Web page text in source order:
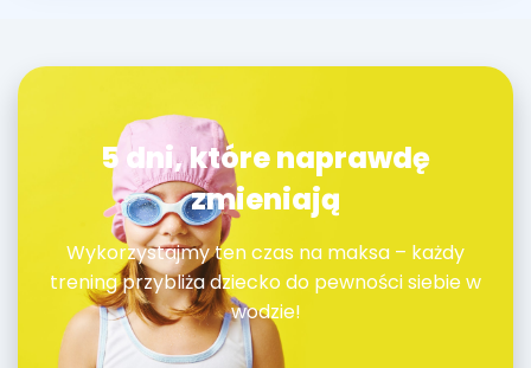
5 dni, które naprawdę
zmieniają
Wykorzystajmy ten czas na maksa – każdy
trening przybliża dziecko do pewności siebie w
wodzie!